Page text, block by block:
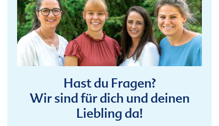
Hast du Fragen?
Wir sind für dich und deinen
Liebling da!